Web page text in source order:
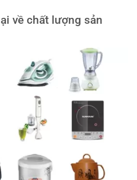
về chất lượng sản